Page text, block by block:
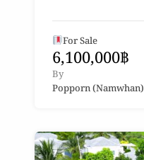
For Sale
6,100,000฿
By
Popporn (Namwhan)